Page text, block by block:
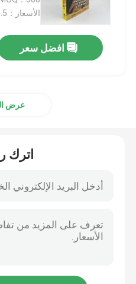
طباعة كتاب فني غلاف فني
خدمات طباعة التقويمات
الأسعار：0.5-2 USD
افضل سعر
عرض
اترك